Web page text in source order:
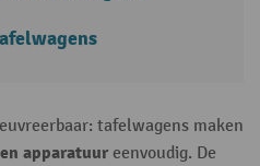
tafelwagens maken
apparatuur eenvoudig. De